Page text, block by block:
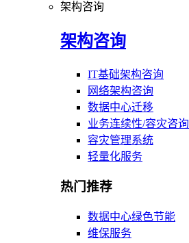
架构咨询
架构咨询
IT基础架构咨询
网络架构咨询
数据中心迁移
业务连续性/容灾咨询
容灾管理系统
轻量化服务
热门推荐
数据中心绿色节能
维保服务